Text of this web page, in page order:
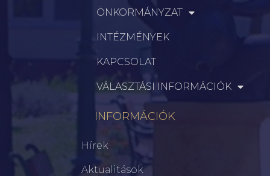
ÖNKORMÁNYZAT
INTÉZMÉNYEK
KAPCSOLAT
VÁLASZTÁSI INFORMÁCIÓK
INFORMÁCIÓK
Hírek
Aktualitások